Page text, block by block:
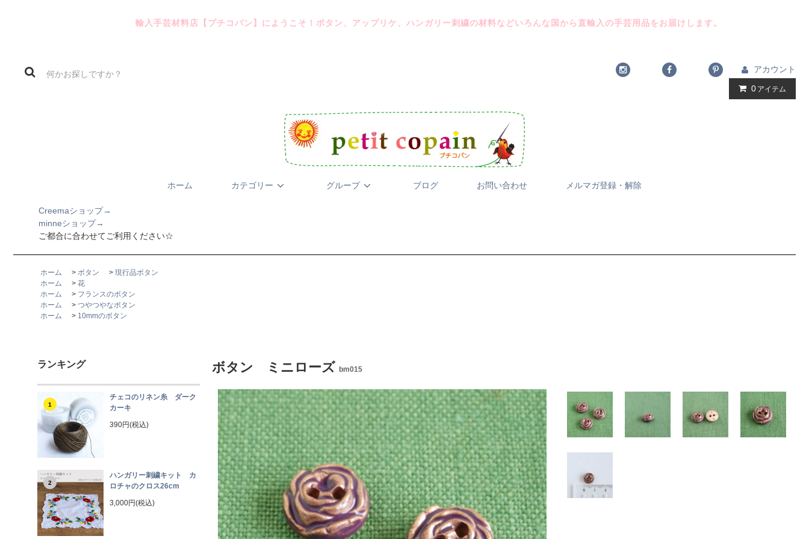
輸入手芸材料店【プチコパン】にようこそ！ボタン、アップリケ、ハンガリー刺繍の材料などいろんな国から直輸入の手芸用品をお届けします。
アカウント
0 アイテム
ホーム カテゴリー グループ ブログ お問い合わせ メルマガ登録・解除
Creemaショップ→
minneショップ→
ご都合に合わせてご利用ください☆
ホーム > ボタン > 現行品ボタン
ホーム
> 花
ホーム
> フランスのボタン
ホーム
> つやつやなボタン
ホーム
> 10mmのボタン
ランキング
1
チェコのリネン糸 ダーク
カーキ
390円(税込)
2
ハンガリー刺繍キット カ
ロチャのクロス26cm
3,000円(税込)
ボタン ミニローズ bm015